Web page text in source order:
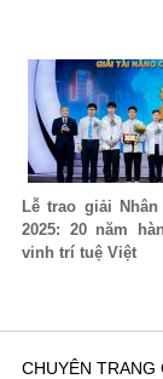
Lễ trao giải
2025: 20 năm
vinh trí tuệ Việt
CHUYÊN